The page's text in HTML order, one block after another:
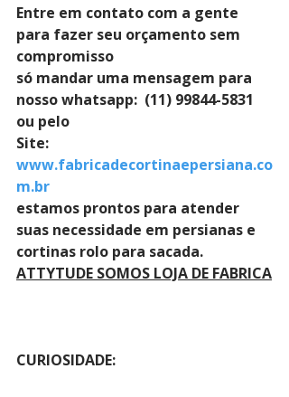
Entre em contato com a gente
para fazer seu orçamento sem
compromisso
só mandar uma mensagem para
nosso whatsapp:  (11) 99844-5831
ou pelo
Site:
www.fabricadecortinaepersiana.co
m.br
estamos prontos para atender
suas necessidade em persianas e
cortinas rolo para sacada.
ATTYTUDE SOMOS LOJA DE FABRICA
CURIOSIDADE: